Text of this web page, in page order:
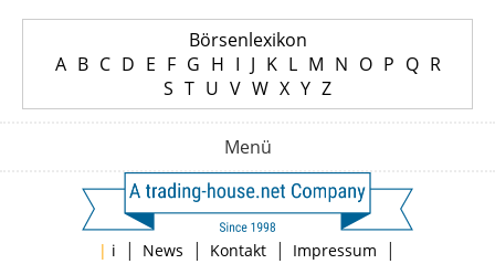
Börsenlexikon
A B C D E F G H I J K L M N O P Q R
S T U V W X Y Z
Menü
| i | News | Kontakt | Impressum |